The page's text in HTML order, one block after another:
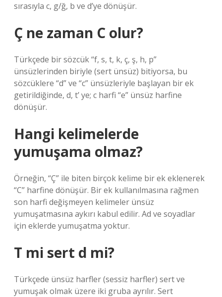
sırasıyla c, g/ğ, b ve d’ye dönüşür.
Ç ne zaman C olur?
Türkçede bir sözcük “f, s, t, k, ç, ş, h, p”
ünsüzlerinden biriyle (sert ünsüz) bitiyorsa, bu
sözcüklere “d” ve “c” ünsüzleriyle başlayan bir ek
getirildiğinde, d, t’ ye; c harfi “e” ünsüz harfine
dönüşür.
Hangi kelimelerde
yumuşama olmaz?
Örneğin, “Ç” ile biten birçok kelime bir ek eklenerek
“C” harfine dönüşür. Bir ek kullanılmasına rağmen
son harfi değişmeyen kelimeler ünsüz
yumuşatmasına aykırı kabul edilir. Ad ve soyadlar
için eklerde yumuşatma yoktur.
T mi sert d mi?
Türkçede ünsüz harfler (sessiz harfler) sert ve
yumuşak olmak üzere iki gruba ayrılır. Sert